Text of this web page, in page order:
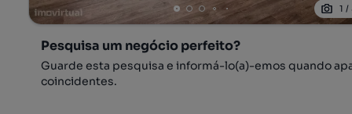
1 /
Pesquisa um negócio perfeito?
Guarde esta pesquisa e informá-lo(a)-emos quando
coincidentes.